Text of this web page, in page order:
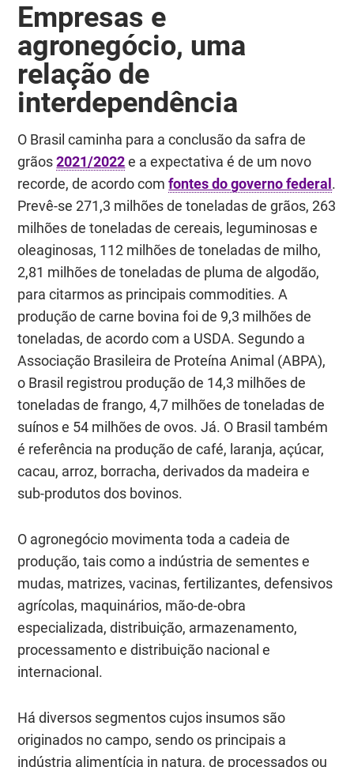
Empresas e
agronegócio, uma
relação de
interdependência
O Brasil caminha para a conclusão da safra de
grãos2021/2022e a expectativa é de um novo
recorde, de acordo comfontes do governo federal .
Prevê-se 271,3 milhões de toneladas de grãos, 263
milhões de toneladas de cereais, leguminosas e
oleaginosas, 112 milhões de toneladas de milho,
2,81 milhões de toneladas de pluma de algodão,
para citarmos as principais commodities. A
produção de carne bovina foi de 9,3 milhões de
toneladas, de acordo com a USDA. Segundo a
Associação Brasileira de Proteína Animal (ABPA),
o Brasil registrou produção de 14,3 milhões de
toneladas de frango, 4,7 milhões de toneladas de
suínos e 54 milhões de ovos. Já. O Brasil também
é referência na produção de café, laranja, açúcar,
cacau, arroz, borracha, derivados da madeira e
sub-produtos dos bovinos.
O agronegócio movimenta toda a cadeia de
produção, tais como a indústria de sementes e
mudas, matrizes, vacinas, fertilizantes, defensivos
agrícolas, maquinários, mão-de-obra
especializada, distribuição, armazenamento,
processamento e distribuição nacional e
internacional.
Há diversos segmentos cujos insumos são
originados no campo, sendo os principais a
indústria alimentícia in natura, de processados ou